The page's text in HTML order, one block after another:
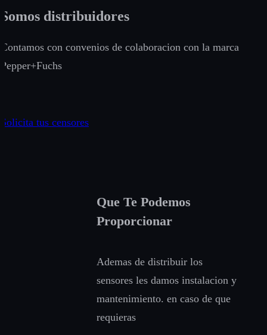
Somos distribuidores
Contamos con convenios de colaboracion con la marca
Pepper+Fuchs
Solicita tus censores
Que Te Podemos
Proporcionar
Ademas de distribuir los
sensores les damos instalacion y
mantenimiento. en caso de que
requieras